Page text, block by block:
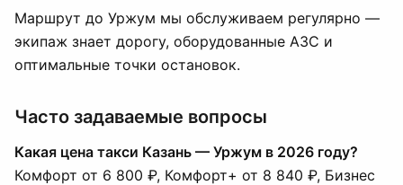
Маршрут до Уржум мы обслуживаем регулярно —
экипаж знает дорогу, оборудованные АЗС и
оптимальные точки остановок.
Часто задаваемые вопросы
Какая цена такси Казань — Уржум в 2026 году?
Комфорт от 6 800 ₽, Комфорт+ от 8 840 ₽, Бизнес